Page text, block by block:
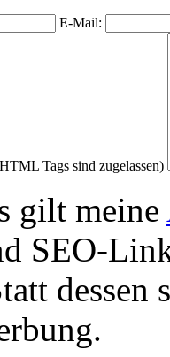
E-Mail:
Tags sind zugelassen)
gilt meine
SEO-
dessen